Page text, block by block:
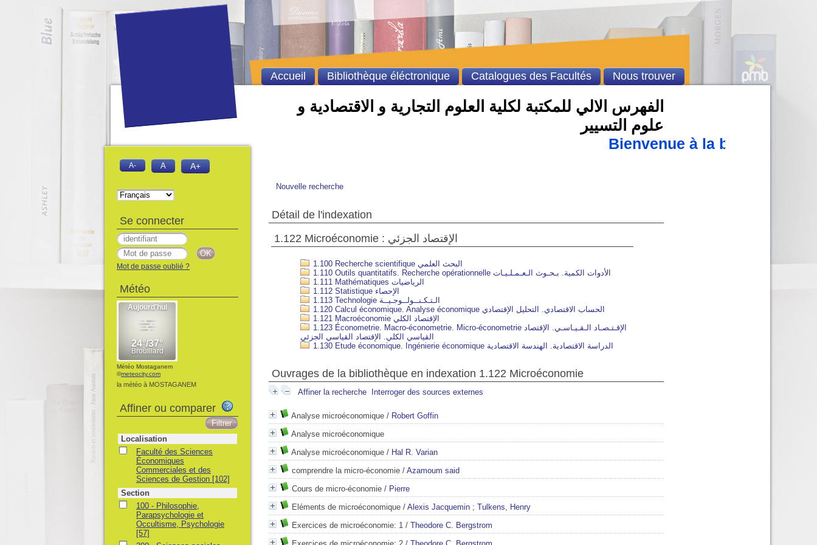
الفهرس الالي للمكتبة لكلية العلوم التجارية و الاقتصادية و
علوم التسيير
Bienvenue à la bibliothèque
Nouvelle recherche
Détail de l'indexation
1.122 Microéconomie : الإقتصاد الجزئي
1.100 Recherche scientifique البحث العلمي
1.110 Outils quantitatifs. Recherche opérationnelle الأدوات الكمية. بـحـوث الـعـمـلـيـات
1.111 Mathématiques الرياضيات
1.112 Statistique الإحصاء
1.113 Technologie الـتـكـنــولــوجـيــة
1.120 Calcul économique. Analyse économique الحساب الاقتصادي. التحليل الإقتصادي
1.121 Macroéconomie الإقتصاد الكلي
1.123 Économetrie. Macro-économetrie. Micro-économetrie الإقـتـصـاد الـقـيـاسـي. الإقتصاد
القياسي الكلي. الإقتصاد القياسي الجزئي
1.130 Etude économique. Ingénierie économique الدراسة الاقتصادية. الهندسة الاقتصادية
Ouvrages de la bibliothèque en indexation 1.122 Microéconomie
Affiner la recherche Interroger des sources externes
Analyse microéconomique / Robert Goffin
Analyse microéconomique
Analyse microéconomique / Hal R. Varian
comprendre la micro-économie / Azamoum said
Cours de micro-économie / Pierre
Eléments de microéconomique / Alexis Jacquemin ; Tulkens, Henry
Exercices de microéconomie: 1 / Theodore C. Bergstrom
Accueil Bibliothèque éléctronique Catalogues des Facultés Nous trouver
A- A A+
Se connecter
Mot de passe oublié ?
Météo
Météo Mostaganem
©meteocity.com
la météo à MOSTAGANEM
Affiner ou comparer
Localisation
Faculté des Sciences
Économiques
Commerciales et des
Sciences de Gestion [102]
Section
100 - Philosophie,
Parapsychologie et
Occultisme, Psychologie
[57]